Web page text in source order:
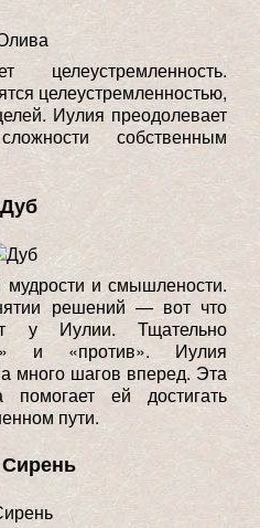
целеустремленность.
целеустремленностью,
Иулия преодолевает
собственным
и смышлености.
решений — вот что
у Иулии. Тщательно
и «против». Иулия
много шагов вперед. Эта
помогает ей достигать
пути.